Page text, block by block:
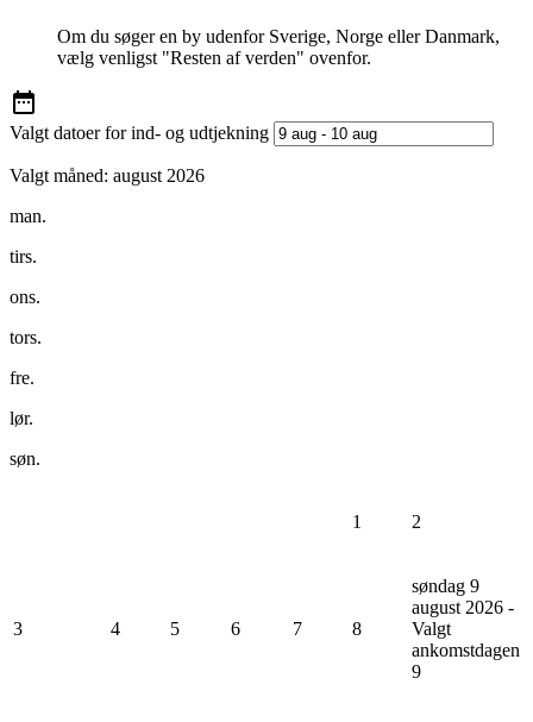
Om du søger en by udenfor Sverige, Norge eller Danmark,
vælg venligst "Resten af verden" ovenfor.
Valgt datoer for ind- og udtjekning
Valgt måned: august 2026
man.
tirs.
ons.
tors.
fre.
lør.
søn.
1 2
3 4 5 6 7 8
søndag 9
august 2026 -
Valgt
ankomstdagen
9